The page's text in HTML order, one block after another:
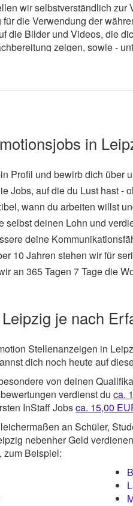
wir selbstverständlich
die Verwendung der
die Bilder und Videos, die
zeigen, sowie -
Bilder / Videos in anderen
sachlich unbeschränkt in
Kunden) sowie in sozialen
von dir geforderten
in
Profil und bewirb dich über
Jobs, auf die du Lust hast -
wann du arbeiten willst
selbst deinen Lohn und
deine
10 Jahren stehen wir für
an 365 Tagen 7 Tage die
je nach
Stellenanzeigen in
dich noch heute auf
von deinen
verdienst du ca.
InStaff Jobsca. 15,00
an Schüler,
nebenher Geld
zum Beispiel: